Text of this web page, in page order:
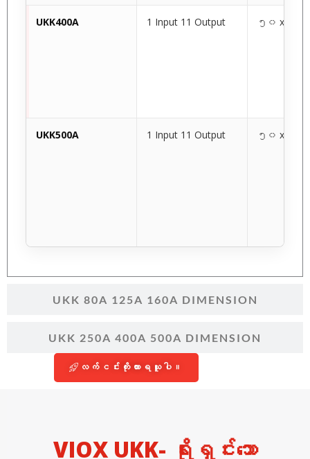
UKK 80A 125A 160A DIMENSION
UKK 250A 400A 500A DIMENSION
UKK400A 1 Input 11 Output ၅၀ x ၉၆
UKK500A 1 Input 11 Output ၅၀ x ၉၆
လက်ငင်းကိုးကားရယူပါ။
VIOX UKK- ရိုးရှင်းသော